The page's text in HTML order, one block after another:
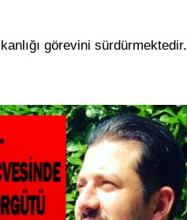
görevini sürdürmektedir.